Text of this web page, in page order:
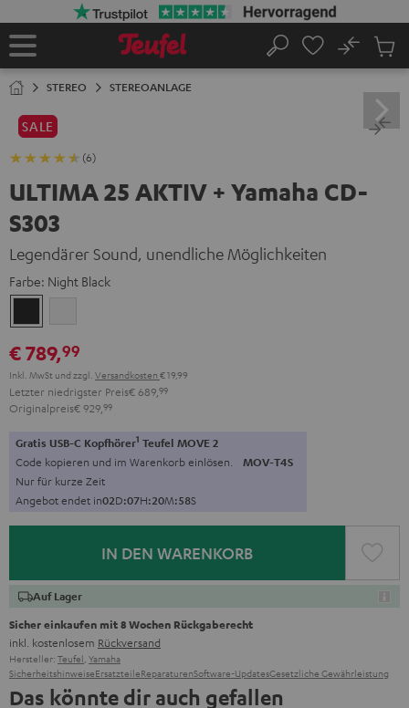
Startseite
Suche
No
STEREO STEREOANLAGE
SALE
(6)
ULTIMA 25 AKTIV + Yamaha CD-
S303
Legendärer Sound, unendliche Möglichkeiten
Farbe: Night Black
Black
€ 789,99
Inkl. MwSt und zzgl. Versandkosten € 19,99
Letzter niedrigster Preis€ 689, 99
Originalpreis€ 929, 99
Gratis USB-C Kopfhörer1 Teufel MOVE 2
Code kopieren und im Warenkorb einlösen. MOV-T4S
Nur für kurze Zeit
Angebot endet in02D:07H:20M:56S
IN DEN WARENKORB
Auf Lager
Sicher einkaufen mit 8 Wochen Rückgaberecht
inkl. kostenlosem Rückversand
Hersteller: Teufel, Yamaha
SicherheitshinweiseErsatzteileReparaturenSoftware-UpdatesGesetzliche Gewährleistung
Das könnte dir auch gefallen